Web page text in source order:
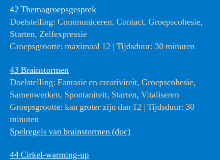
42 Themagroepsgesprek
Doelstelling: Communiceren, Contact, Groepscohesie,
Starten, Zelfexpressie
Groepsgrootte: maximaal 12 | Tijdsduur: 30 minuten
43 Brainstormen
Doelstelling: Fantasie en creativiteit, Groepscohesie,
Samenwerken, Spontaniteit, Starten, Vitaliseren
Groepsgrootte: kan groter zijn dan 12 | Tijdsduur: 30
minuten
Spelregels van brainstormen (doc)
44 Cirkel-warming-up